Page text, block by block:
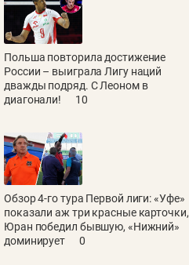
Польша повторила достижение
России – выиграла Лигу наций
дважды подряд. С Леоном в
диагонали!
10
Обзор 4-го тура Первой лиги: «Уфе»
показали аж три красные карточки,
Юран победил бывшую, «Нижний»
доминирует
0